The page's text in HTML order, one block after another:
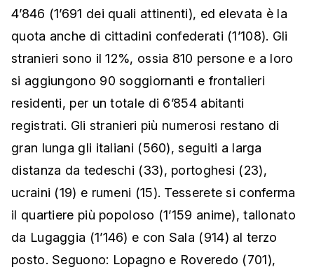
4’846 (1’691 dei quali attinenti), ed elevata è la
quota anche di cittadini confederati (1’108). Gli
stranieri sono il 12%, ossia 810 persone e a loro
si aggiungono 90 soggiornanti e frontalieri
residenti, per un totale di 6’854 abitanti
registrati. Gli stranieri più numerosi restano di
gran lunga gli italiani (560), seguiti a larga
distanza da tedeschi (33), portoghesi (23),
ucraini (19) e rumeni (15). Tesserete si conferma
il quartiere più popoloso (1’159 anime), tallonato
da Lugaggia (1’146) e con Sala (914) al terzo
posto. Seguono: Lopagno e Roveredo (701),